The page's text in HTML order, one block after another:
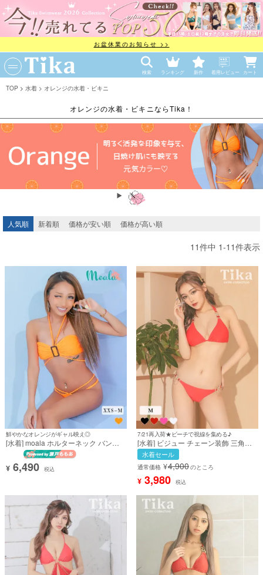
お盆休業のお知らせ >>
検索 ランキング 新作 着用レビュー カート
TOP 水着 オレンジの水着・ビキニ
オレンジの水着・ビキニならTika！
人気順 新着順 価格が安い順 価格が高い順
11件中 1-11件表示
鮮やかなオレンジがギャル映え◎
[水着] moala ホルターネック バンド
ゥ コード ギャル オレンジ ビキニ (瀬
戸ももあプロデュース) [ml-
swmo2502]
¥ 6,490 税込
7/21再入荷★ビーチで視線を集める♪
[水着] ビジュー チェーン装飾 三角ビ
キニ ホルターネック セクシー ギャル
派手 赤 レッド (せいせい着用) [tk-
sw222001b]
水着セール
通常価格 ¥4,900のところ
¥ 3,980 税込